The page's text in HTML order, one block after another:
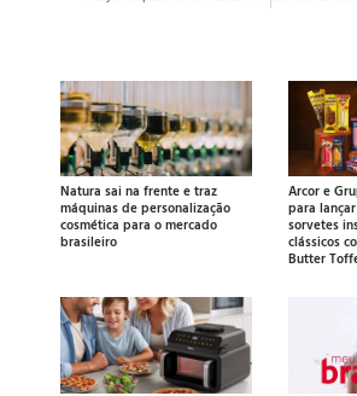
Natura sai na frente e traz
máquinas de personalização
cosmética para o mercado
brasileiro
Arcor e
para
sorvetes
clássicos
Butter